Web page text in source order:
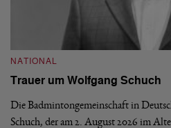
NATIONAL
Trauer um Wolfgang Schuch
Die Badmintongemeinschaft in
Schuch, der am 2. August 2026 im